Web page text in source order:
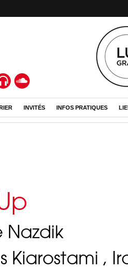
INVITÉS INFOS PRATIQUES
Nazdik
Kiarostami ,